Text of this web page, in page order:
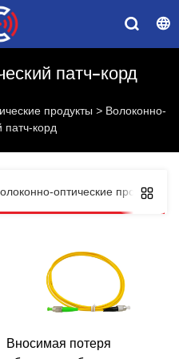
патч-корд
продукты > Волоконно-
патч-корд
оптические продукты
Вносимая потеря